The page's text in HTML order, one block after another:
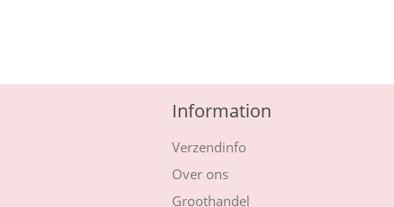
Information
Verzendinfo
Over ons
Groothandel